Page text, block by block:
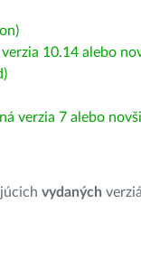
10.14 alebo
verzia 7 alebo
vydaných